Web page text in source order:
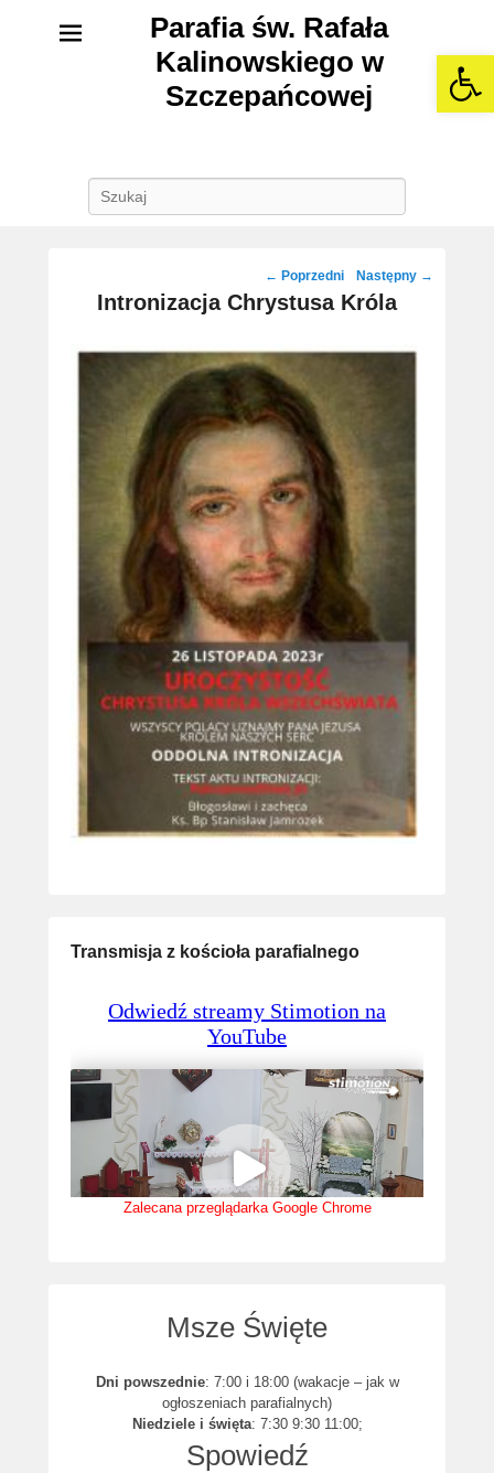
Parafia św. Rafała
Kalinowskiego w
Szczepańcowej
Post
navigation
← Poprzedni Następny →
Intronizacja Chrystusa Króla
Transmisja z kościoła parafialnego
Zalecana przeglądarka Google Chrome
Msze Święte
Dni powszednie: 7:00 i 18:00 (wakacje – jak w
ogłoszeniach parafialnych)
Niedziele i święta: 7:30 9:30 11:00;
Spowiedź